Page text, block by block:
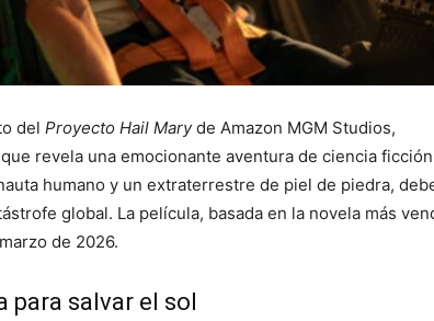
del Proyecto Hail Maryde Amazon MGM Studios,
revela una emocionante aventura de ciencia
humano y un extraterrestre de piel de piedra,
global. La película, basada en la novela más
de 2026.
para salvar el sol